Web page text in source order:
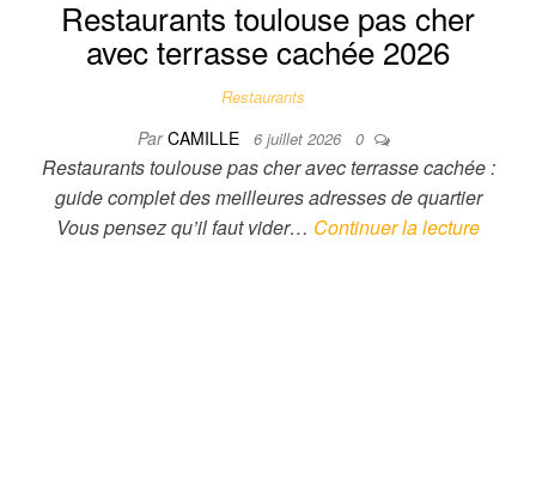
Restaurants toulouse pas cher
avec terrasse cachée 2026
Restaurants
ParCAMILLE 6 juillet 2026 0
Restaurants toulouse pas cher avec terrasse cachée :
guide complet des meilleures adresses de quartier
Vous pensez qu’il faut vider… Continuer la lecture